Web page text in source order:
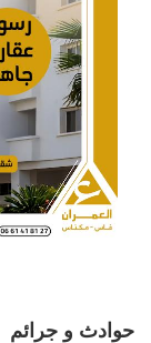
حوادث و جرائم